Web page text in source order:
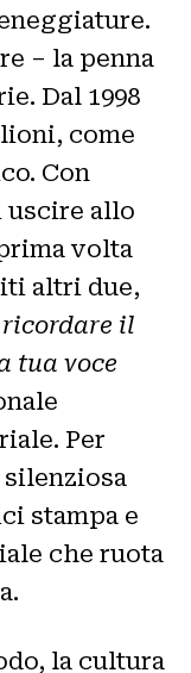
– la penna
Dal 1998
come
Con
uscire allo
volta
altri due,
il
tua voce
Per
silenziosa
stampa e
che ruota
la cultura